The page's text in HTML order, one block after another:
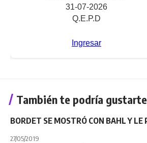
También te podría gustarte
BORDET SE MOSTRÓ CON BAHL Y LE
27/05/2019